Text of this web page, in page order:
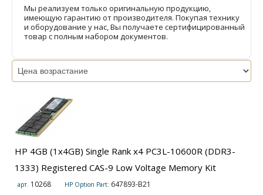
Мы реализуем только оригинальную продукцию,
имеющую гарантию от производителя. Покупая технику
и оборудование у нас, Вы получаете сертифицированный
товар с полным набором документов.
HP 4GB (1x4GB) Single Rank x4 PC3L-10600R (DDR3-
1333) Registered CAS-9 Low Voltage Memory Kit
арт. 10268 HP Option Part: 647893-B21